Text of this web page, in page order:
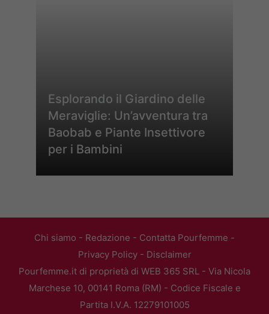
Esplorando il Giardino delle
Meraviglie: Un’avventura tra
Baobab e Piante Insettivore
per i Bambini
Chi siamo - Redazione - Contatta Pourfemme -
Privacy Policy- Disclaimer
Pourfemme.it di proprietà di WEB 365 SRL - Via Nicola
Marchese 10, 00141 Roma (RM) - Codice Fiscale e
Partita I.V.A. 12279101005